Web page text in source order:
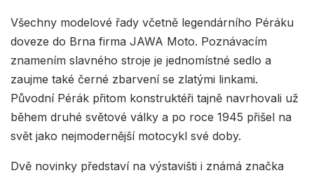
Všechny modelové řady včetně legendárního Péráku
doveze do Brna firma JAWA Moto. Poznávacím
znamením slavného stroje je jednomístné sedlo a
zaujme také černé zbarvení se zlatými linkami.
Původní Pérák přitom konstruktéři tajně navrhovali už
během druhé světové války a po roce 1945 přišel na
svět jako nejmodernější motocykl své doby.
Dvě novinky představí na výstavišti i známá značka